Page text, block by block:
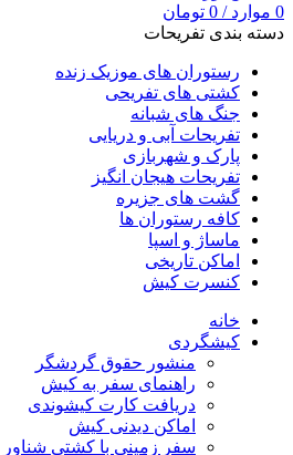
0 موارد /
0 تومان
دسته بندی تفریحات
رستوران های موزیک زنده
کشتی های تفریحی
جنگ های شبانه
تفریحات آبی و دریایی
پارک و شهربازی
تفریحات هیجان انگیز
گشت های جزیره
کافه رستوران ها
ماساژ و اسپا
اماکن تاریخی
کنسرت کیش
خانه
کیشگردی
منشور حقوق گردشگر
راهنمای سفر به کیش
دریافت کارت کیشوندی
اماکن دیدنی کیش
سفر زمینی با کشتی شناور